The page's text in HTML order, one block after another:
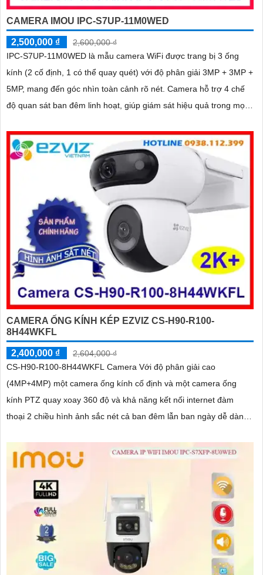
CAMERA IMOU IPC-S7UP-11M0WED
2,500,000 ₫
2,600,000 ₫
IPC-S7UP-11M0WED là mẫu camera WiFi được trang bị 3 ống
kính (2 cố định, 1 có thể quay quét) với độ phân giải 3MP + 3MP +
5MP, mang đến góc nhìn toàn cảnh rõ nét. Camera hỗ trợ 4 chế
độ quan sát ban đêm linh hoạt, giúp giám sát hiệu quả trong mọi
CAMERA ỐNG KÍNH KÉP EZVIZ CS-H90-R100-
8H44WKFL
2,400,000 ₫
2,604,000 ₫
CS-H90-R100-8H44WKFL Camera Với độ phân giải cao
(4MP+4MP) một camera ống kính cố định và một camera ống
kính PTZ quay xoay 360 độ và khả năng kết nối internet đàm
thoại 2 chiều hình ảnh sắc nét cả ban đêm lẫn ban ngày dễ dàng
không dây CS-H90-R100-8H44WKFL mang đến sự an toàn và
tiện lợi.